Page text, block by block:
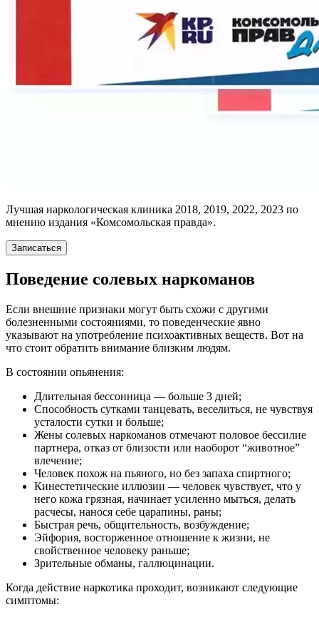
Лучшая наркологическая клиника 2018, 2019, 2022, 2023 по
мнению издания «Комсомольская правда».
Записаться
Поведение солевых наркоманов
Если внешние признаки могут быть схожи с другими
болезненными состояниями, то поведенческие явно
указывают на употребление психоактивных веществ. Вот на
что стоит обратить внимание близким людям.
В состоянии опьянения:
Длительная бессонница — больше 3 дней;
Способность сутками танцевать, веселиться, не чувствуя
усталости сутки и больше;
Жены солевых наркоманов отмечают половое бессилие
партнера, отказ от близости или наоборот “животное”
влечение;
Человек похож на пьяного, но без запаха спиртного;
Кинестетические иллюзии — человек чувствует, что у
него кожа грязная, начинает усиленно мыться, делать
расчесы, нанося себе царапины, раны;
Быстрая речь, общительность, возбуждение;
Эйфория, восторженное отношение к жизни, не
свойственное человеку раньше;
Зрительные обманы, галлюцинации.
Когда действие наркотика проходит, возникают следующие
симптомы: